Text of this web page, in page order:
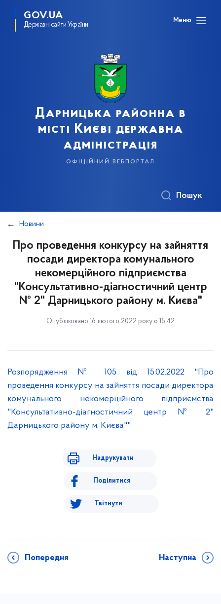
GOV.UA
Державні сайти України
Меню
Дарницька районна в
місті Києві державна
адміністрація
офіційний вебпортал
Пошук
Новини
Про проведення конкурсу на зайняття
посади директора комунального
некомерційного підприємства
"Консультативно-діагностичний центр
№ 2" Дарницького району м. Києва"
Опубліковано 16 лютого 2022 року о 15:42
Розпорядження № 105 від 15.02.2022 "Про
проведення конкурсу на зайняття посади директора
комунального некомерційного підприємства
"Консультативно-діагностичний центр № 2"
Дарницького району м. Києва""
Надрукувати
Поділитися
Твітнути
Попередня Наступна